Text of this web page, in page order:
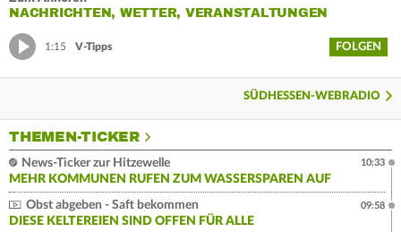
NACHRICHTEN, WETTER, VERANSTALTUNGEN
1:15 V-Tipps FOLGEN
SÜDHESSEN-WEBRADIO
THEMEN-TICKER
News-Ticker zur Hitzewelle
MEHR KOMMUNEN RUFEN ZUM WASSERSPAREN AUF
10:33
Obst abgeben - Saft bekommen
DIESE KELTEREIEN SIND OFFEN FÜR ALLE
09:58